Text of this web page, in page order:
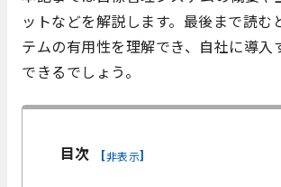
ットなどを解説します。最後まで読む
テムの有用性を理解でき、自社に導入
できるでしょう。
目次 [非表示]